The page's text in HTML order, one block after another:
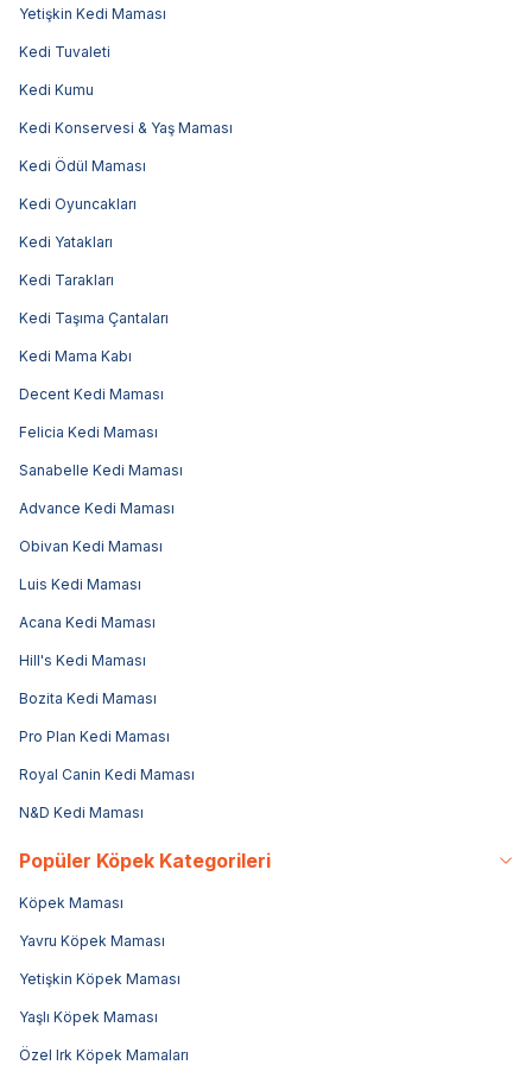
Yetişkin Kedi Maması
Kedi Tuvaleti
Kedi Kumu
Kedi Konservesi & Yaş Maması
Kedi Ödül Maması
Kedi Oyuncakları
Kedi Yatakları
Kedi Tarakları
Kedi Taşıma Çantaları
Kedi Mama Kabı
Decent Kedi Maması
Felicia Kedi Maması
Sanabelle Kedi Maması
Advance Kedi Maması
Obivan Kedi Maması
Luis Kedi Maması
Acana Kedi Maması
Hill's Kedi Maması
Bozita Kedi Maması
Pro Plan Kedi Maması
Royal Canin Kedi Maması
N&D Kedi Maması
Popüler Köpek Kategorileri
Köpek Maması
Yavru Köpek Maması
Yetişkin Köpek Maması
Yaşlı Köpek Maması
Özel Irk Köpek Mamaları